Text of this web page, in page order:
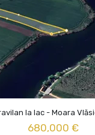
la lac - Moara
680,000 €